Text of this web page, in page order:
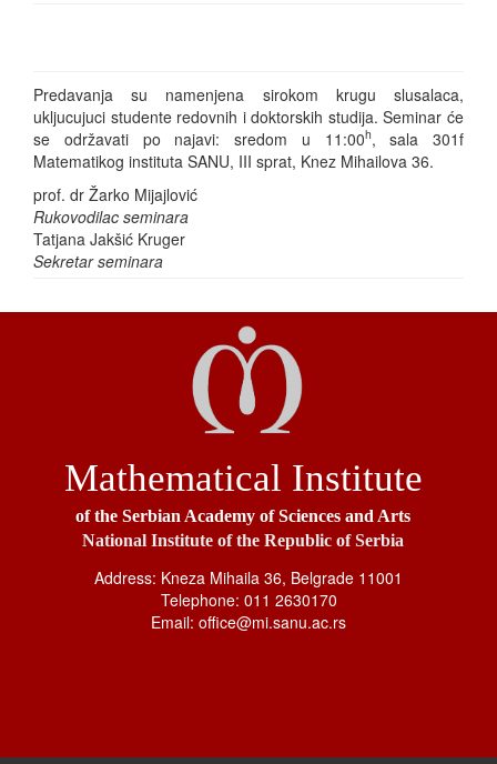
Predavanja su namenjena sirokom krugu slusalaca,
ukljucujuci studente redovnih i doktorskih studija. Seminar će
se održavati po najavi: sredom u 11:00h, sala 301f
Matematikog instituta SANU, III sprat, Knez Mihailova 36.
prof. dr Žarko Mijajlović
Rukovodilac seminara
Tatjana Jakšić Kruger
Sekretar seminara
Mathematical Institute
of the Serbian Academy of Sciences and Arts
National Institute of the Republic of Serbia
Address: Kneza Mihaila 36, Belgrade 11001
Telephone: 011 2630170
Email: office@mi.sanu.ac.rs